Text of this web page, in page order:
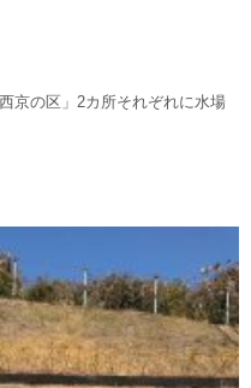
京の区」2カ所それぞれに水場